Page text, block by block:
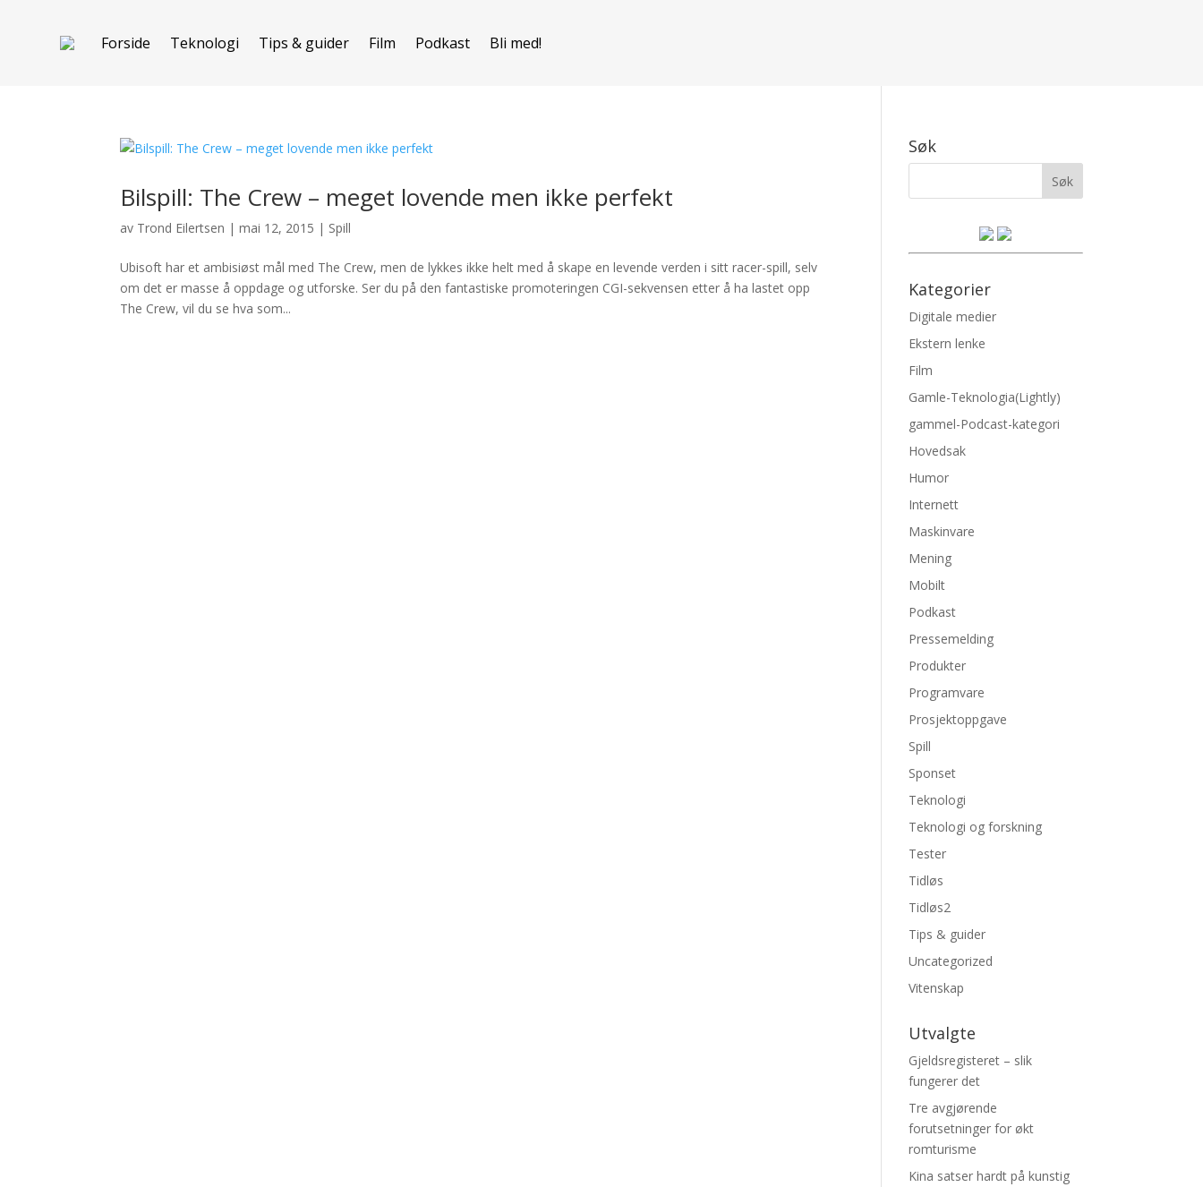
Forside Teknologi Tips & guider Film Podkast Bli med!
Bilspill: The Crew – meget lovende men ikke perfekt
av Trond Eilertsen |mai 12, 2015 | Spill
Ubisoft har et ambisiøst mål med The Crew, men de lykkes ikke helt med å skape en levende verden i sitt racer-spill, selv
om det er masse å oppdage og utforske. Ser du på den fantastiske promoteringen CGI-sekvensen etter å ha lastet opp
The Crew, vil du se hva som...
Søk
Kategorier
Digitale medier
Ekstern lenke
Film
Gamle-Teknologia(Lightly)
gammel-Podcast-kategori
Hovedsak
Humor
Internett
Maskinvare
Mening
Mobilt
Podkast
Pressemelding
Produkter
Programvare
Prosjektoppgave
Spill
Sponset
Teknologi
Teknologi og forskning
Tester
Tidløs
Tidløs2
Tips & guider
Uncategorized
Vitenskap
Utvalgte
Gjeldsregisteret – slik
fungerer det
Tre avgjørende
forutsetninger for økt
romturisme
Kina satser hardt på kunstig